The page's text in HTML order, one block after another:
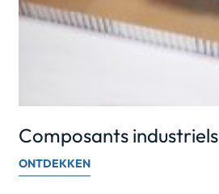
Composants industriels
ONTDEKKEN